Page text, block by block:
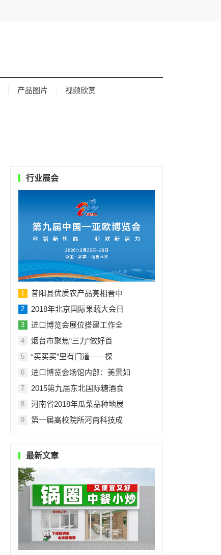
产品图片 视频欣赏
行业展会
1 昔阳县优质农产品亮相晋中
2 2018年北京国际果蔬大会日
3 进口博览会展位搭建工作全
4 烟台市聚焦“三力”做好首
5 “买买买”里有门道——探
6 进口博览会场馆内部：美景如
7 2015第九届东北国际糖酒食
8 河南省2018年瓜菜品种地展
9 第一届高校院所河南科技成
最新文章